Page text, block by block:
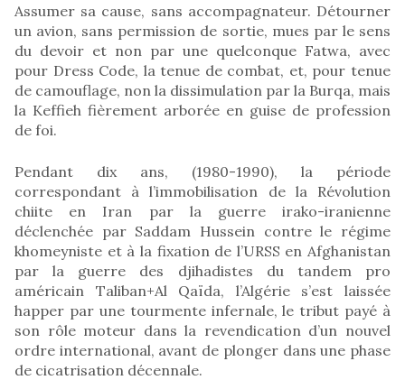
Assumer sa cause, sans accompagnateur. Détourner
un avion, sans permission de sortie, mues par le sens
du devoir et non par une quelconque Fatwa, avec
pour Dress Code, la tenue de combat, et, pour tenue
de camouflage, non la dissimulation par la Burqa, mais
la Keffieh fièrement arborée en guise de profession
de foi.
Pendant dix ans, (1980-1990), la période
correspondant à l’immobilisation de la Révolution
chiite en Iran par la guerre irako-iranienne
déclenchée par Saddam Hussein contre le régime
khomeyniste et à la fixation de l’URSS en Afghanistan
par la guerre des djihadistes du tandem pro
américain Taliban+Al Qaïda, l’Algérie s’est laissée
happer par une tourmente infernale, le tribut payé à
son rôle moteur dans la revendication d’un nouvel
ordre international, avant de plonger dans une phase
de cicatrisation décennale.